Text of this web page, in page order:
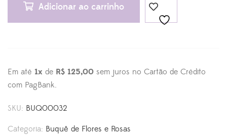
Adicionar ao carrinho
Em até 1x de R$ 125,00 sem juros no Cartão de Crédito
com PagBank.
SKU: BUQ00032
Categoria: Buquê de Flores e Rosas